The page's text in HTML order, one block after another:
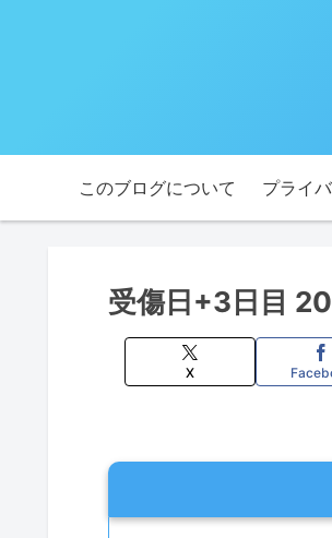
このブログについて プライ
受傷日+3日目
X